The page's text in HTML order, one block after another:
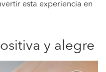
esta experiencia en
y alegre